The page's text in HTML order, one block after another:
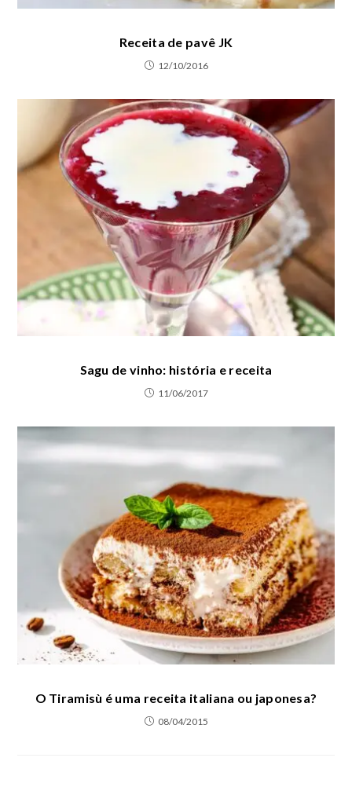
Receita de pavê JK
12/10/2016
Sagu de vinho: história e receita
11/06/2017
O Tiramisù é uma receita italiana ou japonesa?
08/04/2015